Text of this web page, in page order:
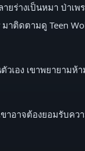
ร่างเป็นหมา ป่าเพ
าติดตามดู Teen
อง เขาพยายามห้
าอาจต้องยอมรับค